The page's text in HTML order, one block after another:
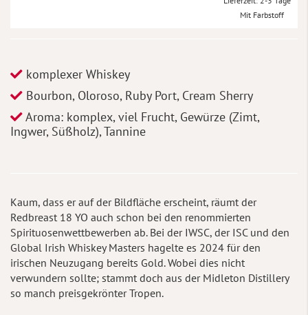
Mit Farbstoff
komplexer Whiskey
Bourbon, Oloroso, Ruby Port, Cream Sherry
Aroma: komplex, viel Frucht, Gewürze (Zimt,
Ingwer, Süßholz), Tannine
Kaum, dass er auf der Bildfläche erscheint, räumt der
Redbreast 18 YO auch schon bei den renommierten
Spirituosenwettbewerben ab. Bei der IWSC, der ISC und den
Global Irish Whiskey Masters hagelte es 2024 für den
irischen Neuzugang bereits Gold. Wobei dies nicht
verwundern sollte; stammt doch aus der Midleton Distillery
so manch preisgekrönter Tropen.